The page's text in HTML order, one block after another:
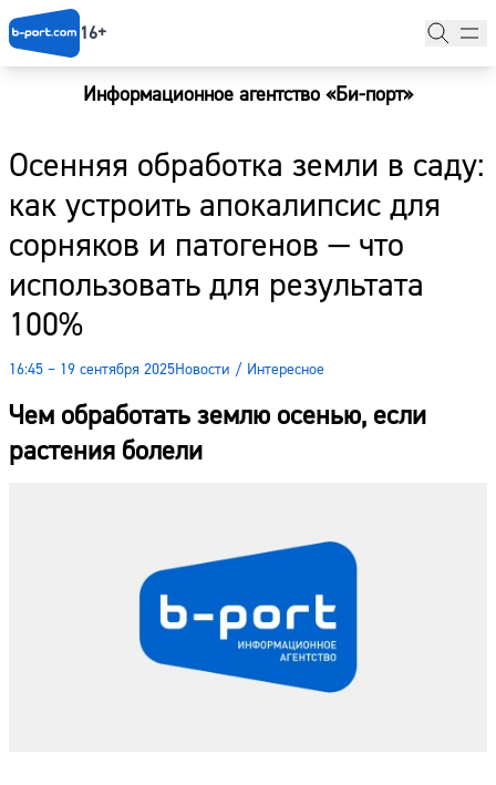
16+
Информационное агентство «Би-порт»
Осенняя обработка земли в саду:
как устроить апокалипсис для
сорняков и патогенов — что
использовать для результата
100%
16:45 – 19 сентября 2025Новости / Интересное
Чем обработать землю осенью, если
растения болели
Новости
Наши гости
Фоторепортажи
Погода
Курсы валют